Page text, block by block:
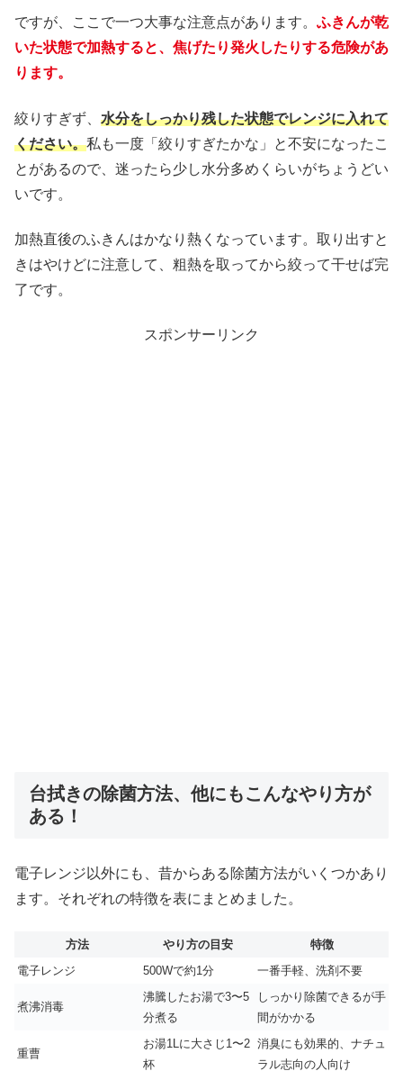
ですが、ここで一つ大事な注意点があります。 ふきんが乾
いた状態で加熱すると、焦げたり発火したりする危険があ
ります。
絞りすぎず、 水分をしっかり残した状態でレンジに入れて
ください。私も一度「絞りすぎたかな」と不安になったこ
とがあるので、迷ったら少し水分多めくらいがちょうどい
いです。
加熱直後のふきんはかなり熱くなっています。取り出すと
きはやけどに注意して、粗熱を取ってから絞って干せば完
了です。
スポンサーリンク
台拭きの除菌方法、他にもこんなやり方が
ある！
電子レンジ以外にも、昔からある除菌方法がいくつかあり
ます。それぞれの特徴を表にまとめました。
方法 やり方の目安
特徴
電子レンジ
500Wで約1分 一番手軽、洗剤不要
煮沸消毒
沸騰したお湯で3〜5
分煮る
しっかり除菌できるが手
間がかかる
重曹
お湯1Lに大さじ1〜2
杯
消臭にも効果的、ナチュ
ラル志向の人向け